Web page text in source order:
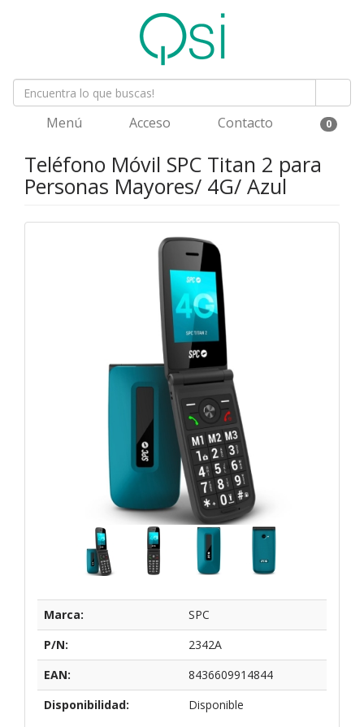
Menú Acceso Contacto 0
Teléfono Móvil SPC Titan 2 para
Personas Mayores/ 4G/ Azul
Marca:
SPC
P/N:
2342A
EAN:
8436609914844
Disponibilidad:
Disponible